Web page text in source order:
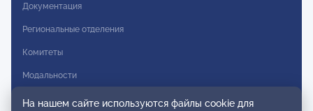
Документация
Региональные отделения
Комитеты
Модальности
Вступление в ОППЛ
На нашем сайте используются файлы cookie для